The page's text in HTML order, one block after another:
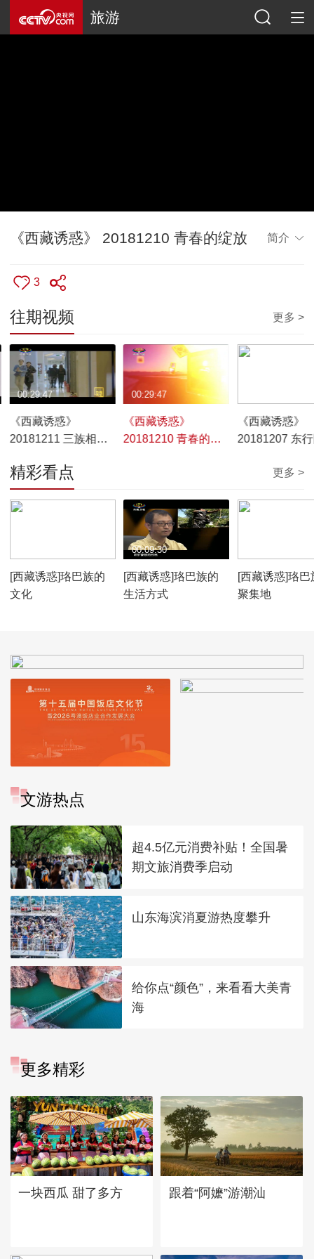
旅游
《西藏诱惑》 20181210 青春的绽放 简介
3
往期视频 更多 >
《西藏诱惑》
20181211 三族相敬
00:29:47
《西藏诱惑》
20181210 青春的绽
00:29:47
《西藏诱惑》
20181207 东
精彩看点 更多 >
[西藏诱惑]珞巴族的
文化
[西藏诱惑]珞巴族的
生活方式
00:09:30
[西藏诱惑]珞巴
聚集地
文游热点
超4.5亿元消费补贴！全国暑
期文旅消费季启动
山东海滨消夏游热度攀升
给你点“颜色”，来看看大美青
海
更多精彩
一块西瓜 甜了多方 跟着“阿嬷”游潮汕